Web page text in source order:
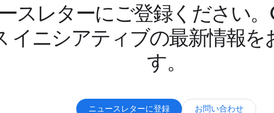
スレターにご登録ください。
イニシアティブの最新情報を
す。
ニュースレターに登録 お問い合わせ